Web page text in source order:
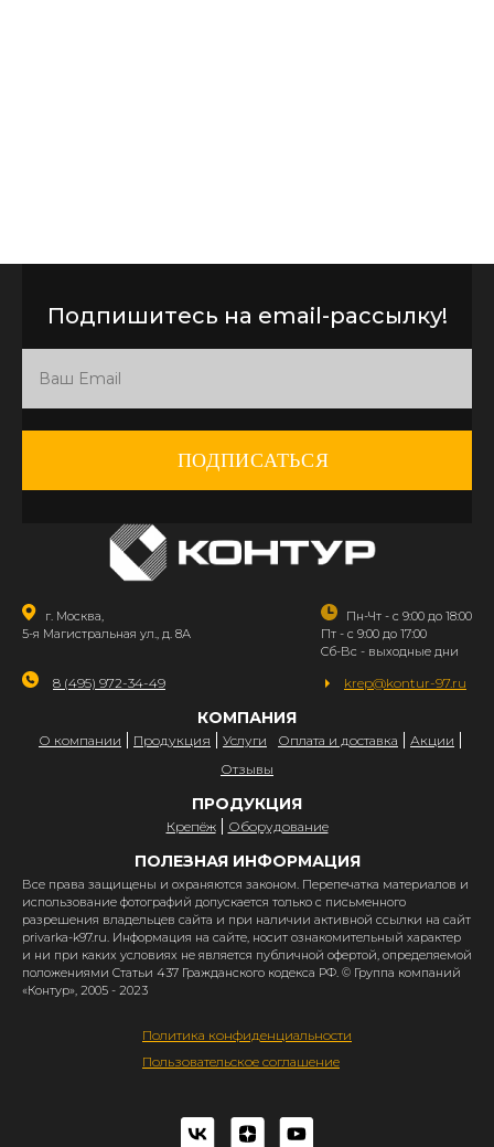
Подпишитесь на email-рассылку!
ПОДПИСАТЬСЯ
г. Москва,
5-я Магистральная ул., д. 8А
Пн-Чт - с 9:00 до 18:00
Пт - с 9:00 до 17:00
Сб-Вс - выходные дни
8 (495) 972-34-49 krep@kontur-97.ru
КОМПАНИЯ
О компании Продукция Услуги Оплата и доставка
Акции
Отзывы
ПРОДУКЦИЯ
Крепёж Оборудование
ПОЛЕЗНАЯ ИНФОРМАЦИЯ
Все права защищены и охраняются законом. Перепечатка материалов и
использование фотографий допускается только с письменного
разрешения владельцев сайта и при наличии активной ссылки на сайт
privarka-k97.ru. Информация на сайте, носит ознакомительный характер
и ни при каких условиях не является публичной офертой, определяемой
положениями Статьи 437 Гражданского кодекса РФ. © Группа компаний
«Контур», 2005 - 2023
Политика конфиденциальности
Пользовательское соглашение